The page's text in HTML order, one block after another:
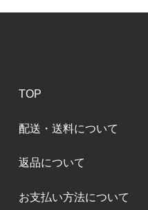
TOP
配送・送料について
返品について
お支払い方法について